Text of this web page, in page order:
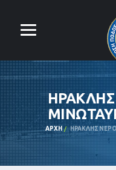
ΑΡΧΉ ΗΡΑΚΛΗΣ